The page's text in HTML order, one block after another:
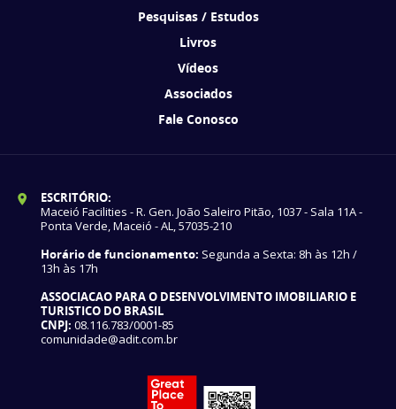
Pesquisas / Estudos
Livros
Vídeos
Associados
Fale Conosco
ESCRITÓRIO:
Maceió Facilities - R. Gen. João Saleiro Pitão, 1037 - Sala 11A -
Ponta Verde, Maceió - AL, 57035-210
Horário de funcionamento: Segunda a Sexta: 8h às 12h /
13h às 17h
ASSOCIACAO PARA O DESENVOLVIMENTO IMOBILIARIO E
TURISTICO DO BRASIL
CNPJ: 08.116.783/0001-85
comunidade@adit.com.br